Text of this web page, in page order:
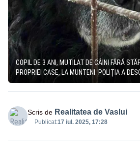
COPIL DE 3 ANI, MUTILAT DE CÂINI FĂRĂ
PROPRIEI CASE, LA MUNTENI. POLIȚIA A
Scris de Realitatea de Vaslui
Publicat:17 iul. 2025, 17:28